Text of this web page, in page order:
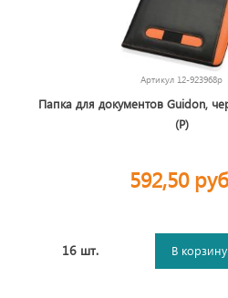
Артикул 12-923968p
Папка для документов Guidon,
(Р)
592,50
16 шт. В корзину